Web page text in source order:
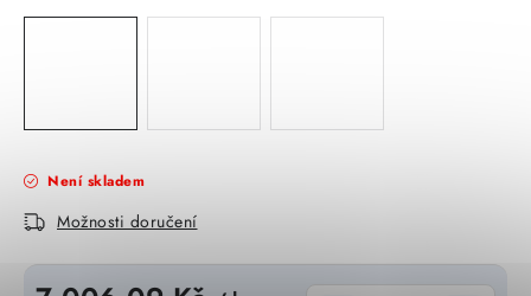
OHŘÍVAČE VODY
SVÍTIDLA domovní
SVÍTIDLA interiérová
Není skladem
Možnosti doručení